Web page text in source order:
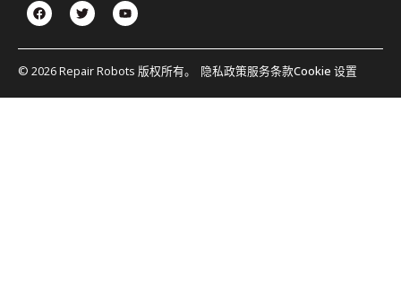
© 2026 Repair Robots 版权所有。 隐私政策服务条款Cookie 设置